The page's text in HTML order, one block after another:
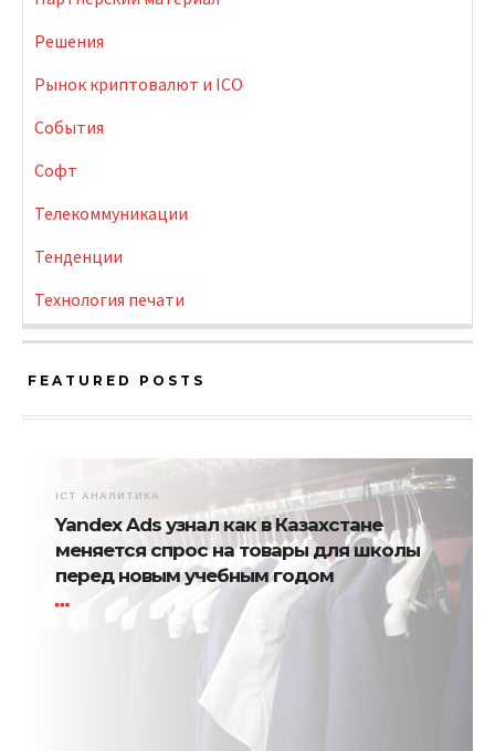
Решения
Рынок криптовалют и ICO
События
Софт
Телекоммуникации
Тенденции
Технология печати
FEATURED POSTS
ICT АНАЛИТИКА
Yandex Ads узнал как в Казахстане
меняется спрос на товары для школы
перед новым учебным годом